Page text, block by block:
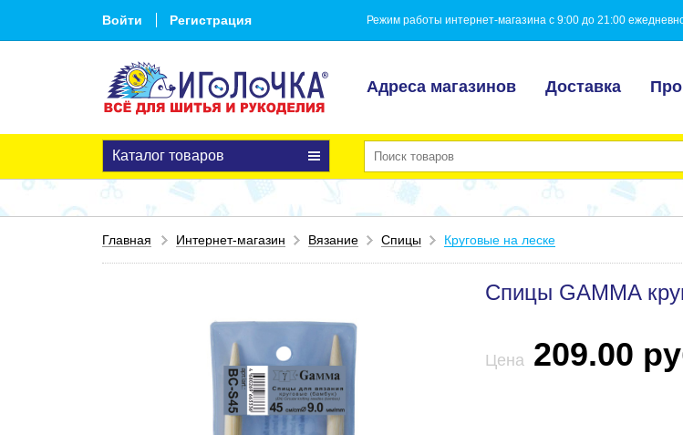
Войти Регистрация Режим работы интернет-магазина с 9:00 до 21:00
Адреса магазинов Доставка
Каталог товаров
Главная Интернет-магазин Вязание Спицы Круговые на леске
Спицы GAMMA
Цена 209.00